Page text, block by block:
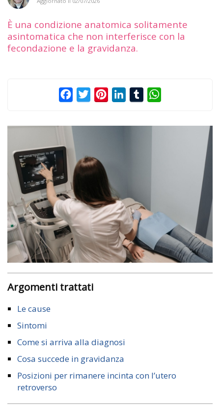
È una condizione anatomica solitamente
asintomatica che non interferisce con la
fecondazione e la gravidanza.
FacebookTwitterPinterestLinkedInTumblr
Argomenti trattati
Le cause
Sintomi
Come si arriva alla diagnosi
Cosa succede in gravidanza
Posizioni per rimanere incinta con l’utero
retroverso